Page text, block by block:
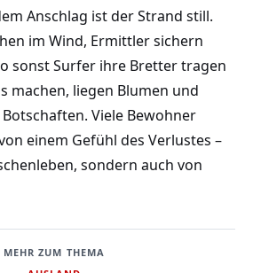
Anschlag ist der Strand still.
im Wind, Ermittler sichern
sonst Surfer ihre Bretter tragen
machen, liegen Blumen und
Viele Bewohner
einem Gefühl des Verlustes –
sondern auch von
MEHR ZUM THEMA